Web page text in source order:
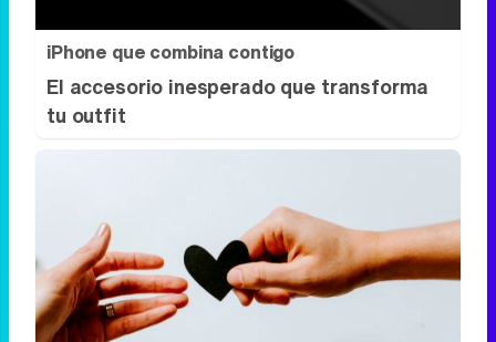
iPhone que combina contigo
El accesorio inesperado que transforma
tu outfit